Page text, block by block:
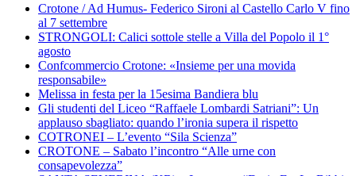
Crotone / Ad Humus- Federico Sironi al Castello Carlo V fino
al 7 settembre
STRONGOLI: Calici sottole stelle a Villa del Popolo il 1°
agosto
Confcommercio Crotone: «Insieme per una movida
responsabile»
Melissa in festa per la 15esima Bandiera blu
Gli studenti del Liceo “Raffaele Lombardi Satriani”: Un
applauso sbagliato: quando l’ironia supera il rispetto
COTRONEI – L’evento “Sila Scienza”
CROTONE – Sabato l’incontro “Alle urne con
consapevolezza”